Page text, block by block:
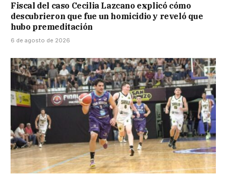
Fiscal del caso Cecilia Lazcano explicó cómo
descubrieron que fue un homicidio y reveló que
hubo premeditación
6 de agosto de 2026